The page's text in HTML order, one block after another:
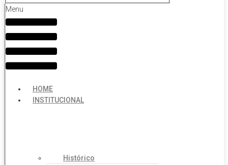
Menu
HOME
INSTITUCIONAL
Histórico